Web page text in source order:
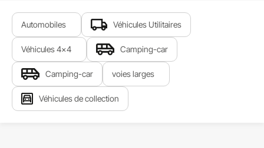
Automobiles Véhicules Utilitaires
Véhicules 4x4 Camping-car
Camping-car voies larges
Véhicules de collection